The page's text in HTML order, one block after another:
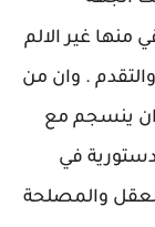
غير الالم
. وان من
ان ينسجم مع
في
والمصلحة